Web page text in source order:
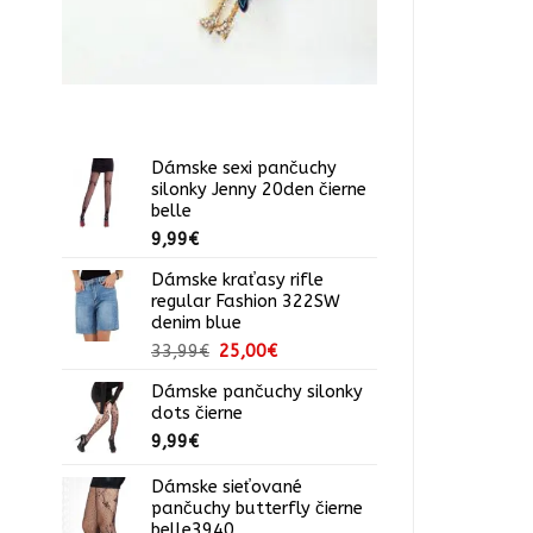
Dámske sexi pančuchy
silonky Jenny 20den čierne
belle
9,99€
Dámske kraťasy rifle
regular Fashion 322SW
denim blue
33,99€ Pôvodná
bola:
33,99€.
25,00€Aktuálna
je:
Dámske pančuchy silonky
dots čierne
9,99€
Dámske sieťované
pančuchy butterfly čierne